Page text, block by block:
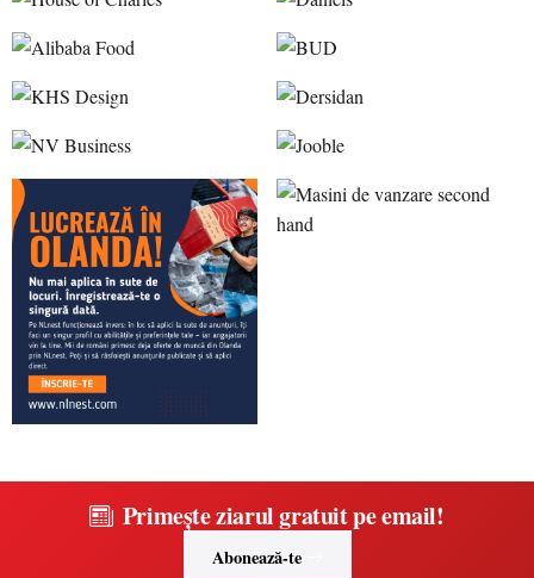
Primește ziarul gratuit pe email!
Abonează-te